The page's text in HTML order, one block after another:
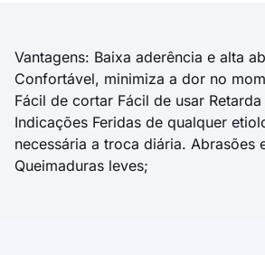
Vantagens: Baixa aderência e alta
Confortável, minimiza a dor no
Fácil de cortar Fácil de usar
Indicações Feridas de qualquer
necessária a troca diária. Abrasões
Queimaduras leves;